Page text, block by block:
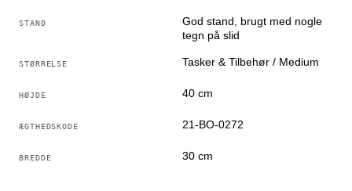
STAND
God stand, brugt med nogle
tegn på slid
STØRRELSE Tasker & Tilbehør / Medium
HØJDE 40 cm
ÆGTHEDSKODE 21-BO-0272
BREDDE 30 cm